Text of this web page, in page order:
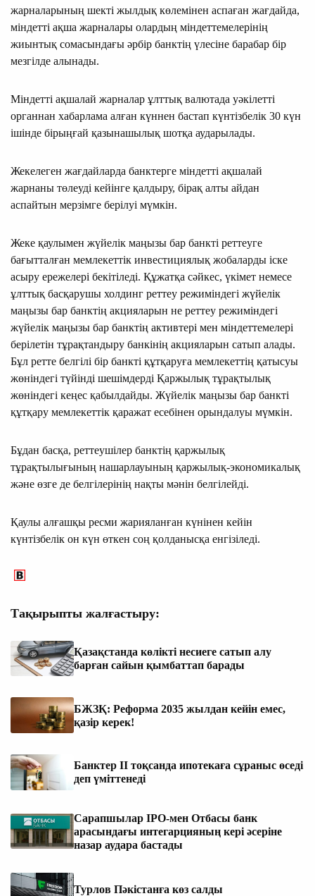
жарналарының шектi жылдық көлемiнен аспаған жағдайда,
мiндеттi ақша жарналары олардың мiндеттемелерiнiң
жиынтық сомасындағы әрбiр банктiң үлесiне барабар бiр
мезгiлде алынады.
Міндетті ақшалай жарналар ұлттық валютада уәкілетті
органнан хабарлама алған күннен бастап күнтізбелік 30 күн
ішінде бірыңғай қазынашылық шотқа аударылады.
Жекелеген жағдайларда банктерге мiндеттi ақшалай
жарнаны төлеудi кейiнге қалдыру, бiрақ алты айдан
аспайтын мерзiмге берiлуi мүмкiн.
Жеке қаулымен жүйелік маңызы бар банкті реттеуге
бағытталған мемлекеттік инвестициялық жобаларды іске
асыру ережелері бекітіледі. Құжатқа сәйкес, үкімет немесе
ұлттық басқарушы холдинг реттеу режиміндегі жүйелік
маңызы бар банктің акцияларын не реттеу режиміндегі
жүйелік маңызы бар банктің активтері мен міндеттемелері
берілетін тұрақтандыру банкінің акцияларын сатып алады.
Бұл ретте белгілі бір банкті құтқаруға мемлекеттің қатысуы
жөніндегі түйінді шешімдерді Қаржылық тұрақтылық
жөніндегі кеңес қабылдайды. Жүйелік маңызы бар банкті
құтқару мемлекеттік қаражат есебінен орындалуы мүмкін.
Бұдан басқа, реттеушілер банктің қаржылық
тұрақтылығының нашарлауының қаржылық-экономикалық
және өзге де белгілерінің нақты мәнін белгілейді.
Қаулы алғашқы ресми жарияланған күнінен кейін
күнтізбелік он күн өткен соң қолданысқа енгізіледі.
Тақырыпты жалғастыру:
Қазақстанда көлікті несиеге сатып алу
барған сайын қымбаттап барады
БЖЗҚ: Реформа 2035 жылдан кейін емес,
қазір керек!
Банктер ІІ тоқсанда ипотекаға сұраныс өседі
деп үміттенеді
Сарапшылар IPO-мен Отбасы банк
арасындағы интегарцияның кері әсеріне
назар аудара бастады
Турлов Пәкістанға көз салды